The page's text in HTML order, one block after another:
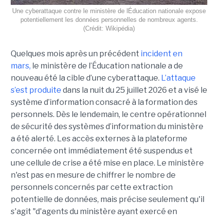
Une cyberattaque contre le ministère de lÉducation nationale expose
potentiellement les données personnelles de nombreux agents.
(Crédit: Wikipédia)
Quelques mois après un précédent incident en
mars, le ministère de l’Éducation nationale a de
nouveau été la cible d’une cyberattaque. L’attaque
s’est produite dans la nuit du 25 juillet 2026 et a visé le
système d’information consacré à la formation des
personnels. Dès le lendemain, le centre opérationnel
de sécurité des systèmes d’information du ministère
a été alerté. Les accès externes à la plateforme
concernée ont immédiatement été suspendus et
une cellule de crise a été mise en place. Le ministère
n'est pas en mesure de chiffrer le nombre de
personnels concernés par cette extraction
potentielle de données, mais précise seulement qu'il
s'agit "d'agents du ministère ayant exercé en